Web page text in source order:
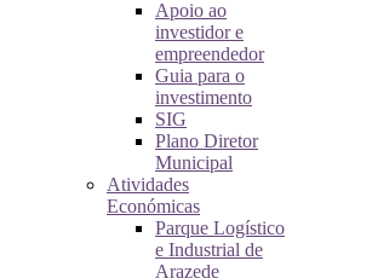
Apoio ao
investidor e
empreendedor
Guia para o
investimento
SIG
Plano Diretor
Municipal
Atividades
Económicas
Parque Logístico
e Industrial de
Arazede